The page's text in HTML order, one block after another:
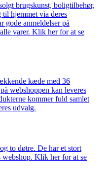
brugskunst, boligtilbehør,
til hjemmet via deres
gode anmeldelser på
varer. Klik her for at se
kæde med 36
webshoppen kan leveres
kommer fuld samlet
udvalg.
to døtre. De har et stort
webshop. Klik her for at se